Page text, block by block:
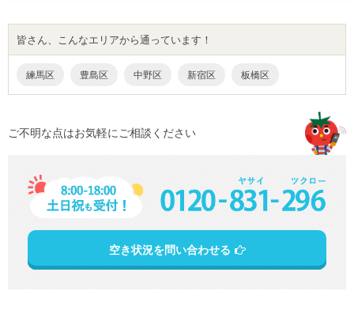
皆さん、こんなエリアから通っています！
練馬区 豊島区 中野区 新宿区 板橋区
ご不明な点はお気軽にご相談ください
空き状況を問い合わせる